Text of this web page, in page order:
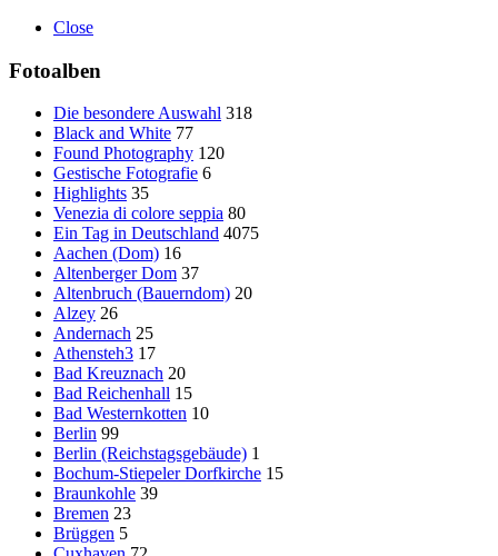
Close
Fotoalben
Die besondere Auswahl 318
Black and White 77
Found Photography 120
Gestische Fotografie 6
Highlights 35
Venezia di colore seppia 80
Ein Tag in Deutschland 4075
Aachen (Dom) 16
Altenberger Dom 37
Altenbruch (Bauerndom) 20
Alzey 26
Andernach 25
Athensteh3 17
Bad Kreuznach 20
Bad Reichenhall 15
Bad Westernkotten 10
Berlin 99
Berlin (Reichstagsgebäude) 1
Bochum-Stiepeler Dorfkirche 15
Braunkohle 39
Bremen 23
Brüggen 5